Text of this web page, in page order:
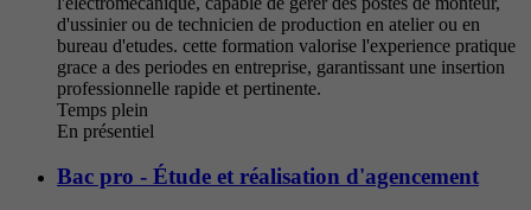
d'ussinier ou de technicien de production en atelier ou en
bureau d'etudes. cette formation valorise l'experience pratique
grace a des periodes en entreprise, garantissant une insertion
professionnelle rapide et pertinente.
Temps plein
En présentiel
Bac pro - Étude et réalisation d'agencement